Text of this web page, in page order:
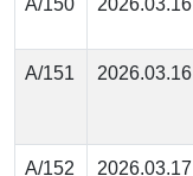
А/150 2026.03.16
А/151 2026.03.16
А/152 2026.03.17